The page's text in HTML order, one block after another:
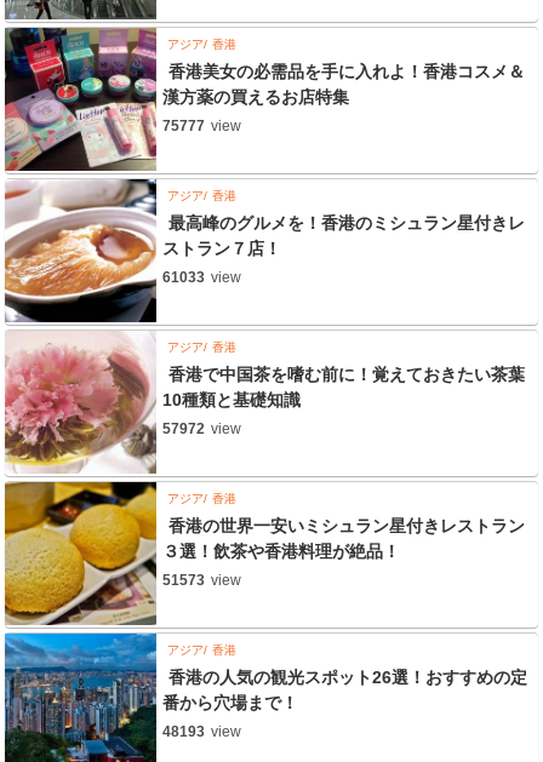
アジア 香港
香港美女の必需品を手に入れよ！香港コスメ＆
漢方薬の買えるお店特集
75777 view
アジア 香港
最高峰のグルメを！香港のミシュラン星付きレ
ストラン７店！
61033 view
アジア 香港
香港で中国茶を嗜む前に！覚えておきたい茶葉
10種類と基礎知識
57972 view
アジア 香港
香港の世界一安いミシュラン星付きレストラン
３選！飲茶や香港料理が絶品！
51573 view
アジア 香港
香港の人気の観光スポット26選！おすすめの定
番から穴場まで！
48193 view